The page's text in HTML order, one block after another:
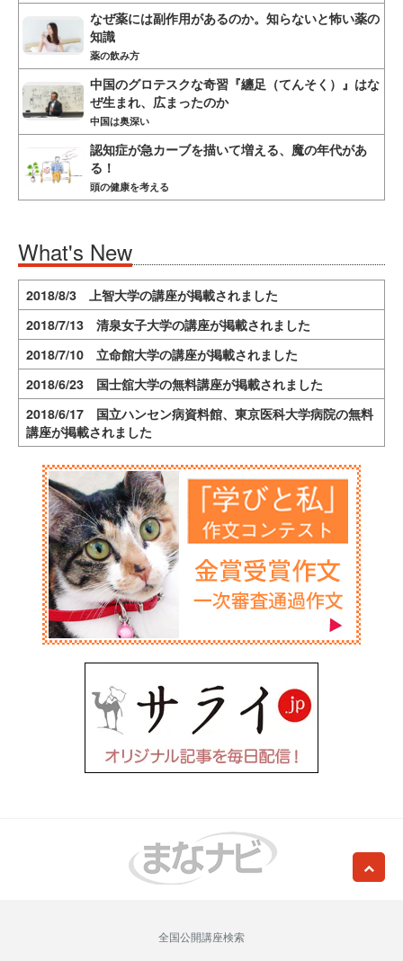
なぜ薬には副作用があるのか。知らないと怖い薬の
知識
薬の飲み方
中国のグロテスクな奇習『纏足（てんそく）』はな
ぜ生まれ、広まったのか
中国は奥深い
認知症が急カーブを描いて増える、魔の年代があ
る！
頭の健康を考える
What's New
2018/8/3 上智大学の講座が掲載されました
2018/7/13 清泉女子大学の講座が掲載されました
2018/7/10 立命館大学の講座が掲載されました
2018/6/23 国士舘大学の無料講座が掲載されました
2018/6/17 国立ハンセン病資料館、東京医科大学病院の無料
講座が掲載されました
全国公開講座検索